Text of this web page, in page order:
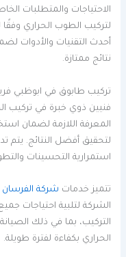
الاحتياجات والمتطلبات
لتركيب الطوب الحراري
أحدث التقنيات والأدوات
نتائج ممتازة.
تركيب طابوق في ابوظبي
فنيين ذوي خبرة في تركيب
المعرفة اللازمة لضمان
لتحقيق أفضل النتائج. يتم
استمرارية التحسينات
تتميز خدمات شركة الفرسان
الشركة لتلبية احتياجات
التركيب، بما في ذلك
الحراري بكفاءة لفترة طويلة.